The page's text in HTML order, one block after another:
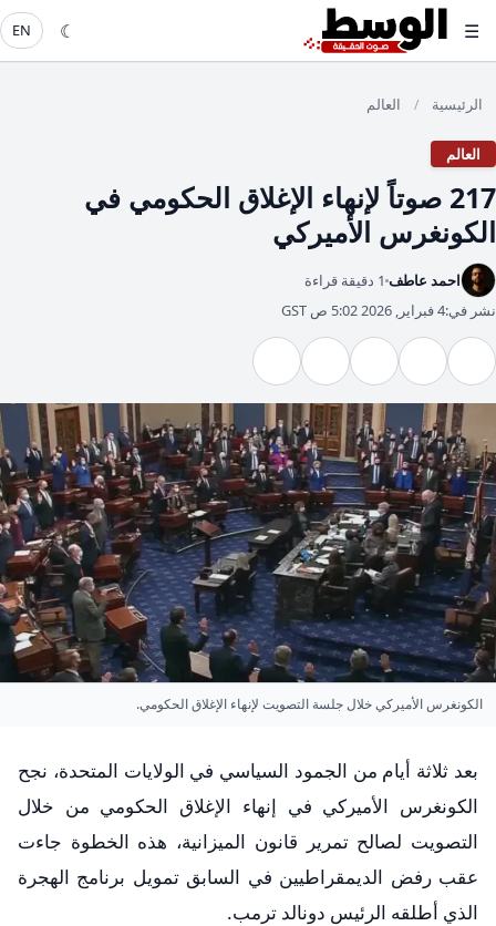
☰
☾
EN
الرئيسية / العالم
العالم
217 صوتاً لإنهاء الإغلاق الحكومي في
الكونغرس الأميركي
احمد عاطف 1 دقيقة قراءة
نشر في:4 فبراير, 2026 5:02 ص GST
الكونغرس الأميركي خلال جلسة التصويت لإنهاء الإغلاق الحكومي.
بعد ثلاثة أيام من الجمود السياسي في الولايات المتحدة، نجح
الكونغرس الأميركي في إنهاء الإغلاق الحكومي من خلال
التصويت لصالح تمرير قانون الميزانية، هذه الخطوة جاءت
عقب رفض الديمقراطيين في السابق تمويل برنامج الهجرة
الذي أطلقه الرئيس دونالد ترمب.